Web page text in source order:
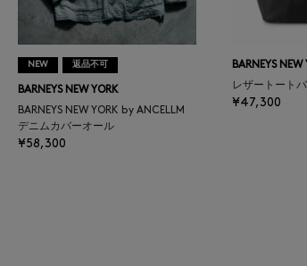
NEW 返品不可
BARNEYS NEW YORK
BARNEYS NEW YORK by ANCELLM
デニムカバーオール
¥58,300
BARNEYS NEW
レザートート
¥47,300